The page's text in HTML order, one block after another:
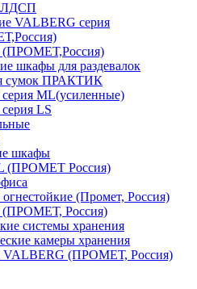
ЛДСП
VALBERG серия
шкафы для раздевалок
сумок ПРАКТИК
ML(усиленные)
LS
шкафы
(ПРОМЕТ Россия)
(Промет, Россия)
Россия)
системы хранения
камеры хранения
(ПРОМЕТ, Россия)